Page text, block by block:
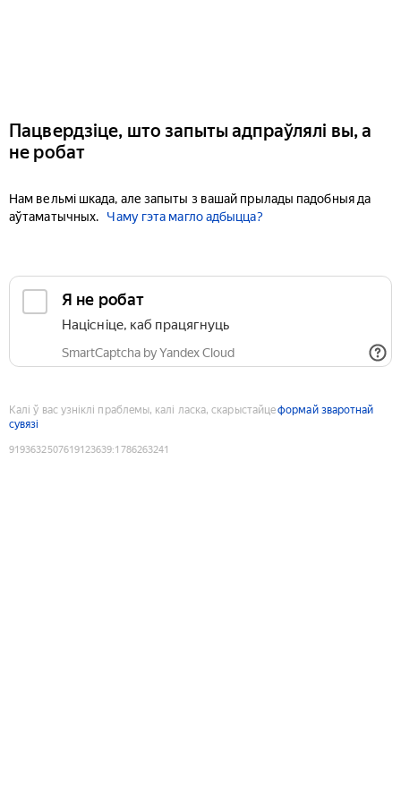
Пацвердзіце, што запыты адпраўлялі вы, а
не робат
Нам вельмі шкада, але запыты з вашай прылады падобныя да
аўтаматычных.
Чаму гэта магло адбыцца?
Я не робат
Націсніце, каб працягнуць
SmartCaptcha by Yandex Cloud
Калі ў вас узніклі праблемы, калі ласка, скарыстайцеформай зваротнай
сувязі
9193632507619123639:1786263241